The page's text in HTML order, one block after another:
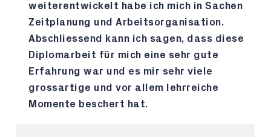
weiterentwickelt habe ich mich in Sachen
Zeitplanung und Arbeitsorganisation.
Abschliessend kann ich sagen, dass diese
Diplomarbeit für mich eine sehr gute
Erfahrung war und es mir sehr viele
grossartige und vor allem lehrreiche
Momente beschert hat.